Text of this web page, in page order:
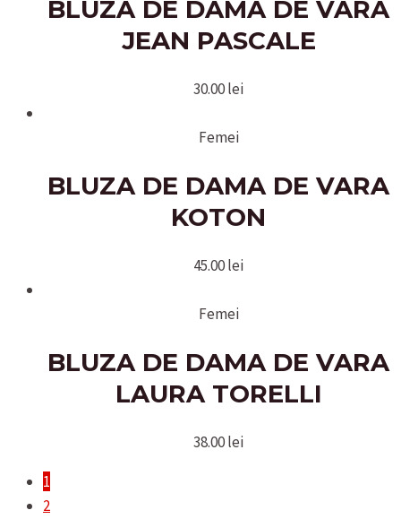
BLUZA DE DAMA DE VARA
JEAN PASCALE
30.00lei
Femei
BLUZA DE DAMA DE VARA
KOTON
45.00lei
Femei
BLUZA DE DAMA DE VARA
LAURA TORELLI
38.00lei
1
2